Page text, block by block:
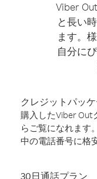
Viber
と長い
ます。
自分に
クレジットパッ
購入したViber Out
らご覧になれます
中の電話番号に格
30日通話プラン